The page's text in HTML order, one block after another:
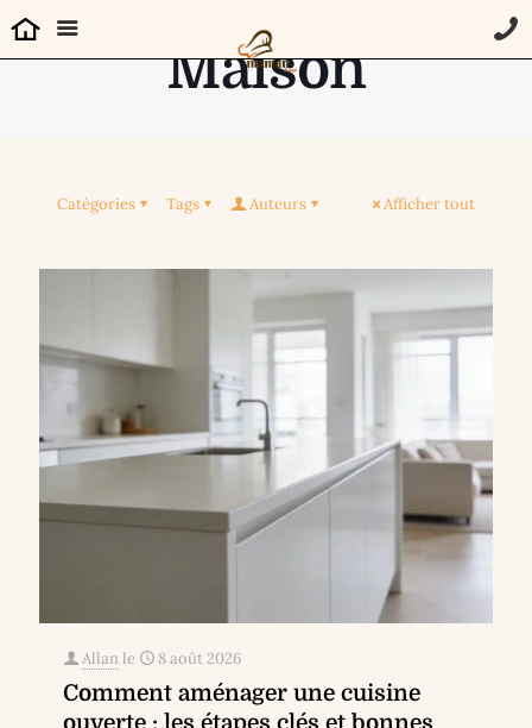
Maison
Catégories Tags Auteurs Afficher tout
Allan le 8 août 2026
Comment aménager une cuisine